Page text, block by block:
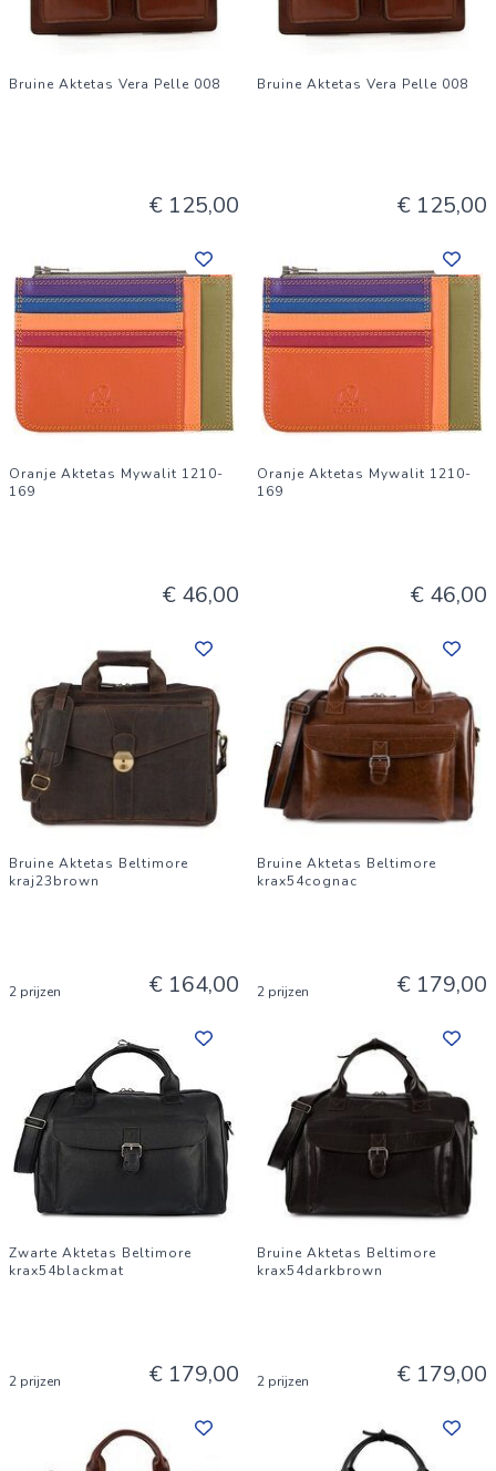
Bruine Aktetas Vera Pelle 008
€ 125,00
Bruine Aktetas Vera Pelle 008
€ 125,00
Oranje Aktetas Mywalit 1210-
169
€ 46,00
Oranje Aktetas Mywalit 1210-
169
€ 46,00
Bruine Aktetas Beltimore
kraj23brown
2 prijzen € 164,00
Bruine Aktetas Beltimore
krax54cognac
2 prijzen € 179,00
Zwarte Aktetas Beltimore
krax54blackmat
2 prijzen € 179,00
Bruine Aktetas Beltimore
krax54darkbrown
2 prijzen € 179,00